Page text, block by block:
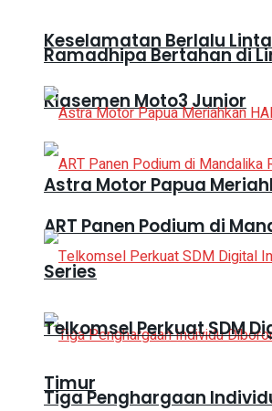
Ramadhipa Bertahan di
Klasemen Moto3 Junior
ART Panen Podium di
Series
Tiga Penghargaan
Keselamatan Berlalu
Astra Motor Papua
Telkomsel Perkuat SDM
Timur